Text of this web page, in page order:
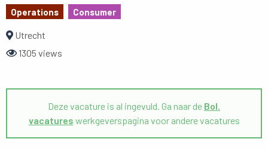
Operations Consumer
Utrecht
1305 views
Deze vacature is al ingevuld. Ga naar de Bol.
vacatures werkgeverspagina voor andere vacatures